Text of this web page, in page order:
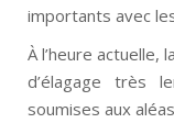
importants avec
À l’heure actuelle,
d’élagage très
soumises aux